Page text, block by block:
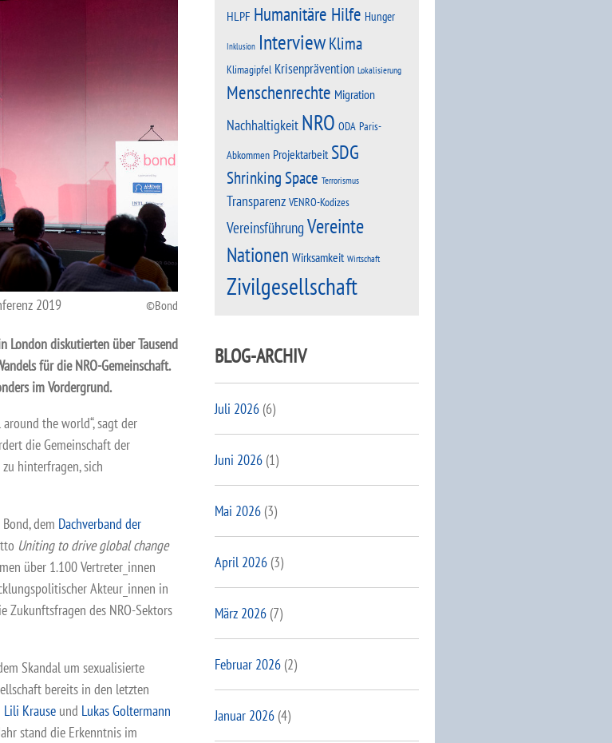
2019 Bond
London diskutierten über Tausend
für die NRO-Gemeinschaft.
im Vordergrund.
the world“, sagt der
die Gemeinschaft der
hinterfragen, sich
dem Dachverband der
Uniting to drive global change
über 1.100 Vertreter_innen
Akteur_innen in
Zukunftsfragen des NRO-Sektors
Skandal um sexualisierte
bereits in den letzten
Lili Krause und Lukas Goltermann
stand die Erkenntnis im
HLPF Humanitäre Hilfe Hunger
Inklusion Interview Klima
Klimagipfel Krisenprävention Lokalisierung
Menschenrechte Migration
Nachhaltigkeit NRO ODA Paris-
Abkommen Projektarbeit SDG
Shrinking Space Terrorismus
Transparenz VENRO-Kodizes
VereinsführungVereinte
Nationen Wirksamkeit Wirtschaft
Zivilgesellschaft
BLOG-ARCHIV
Juli 2026(6)
Juni 2026(1)
Mai 2026(3)
April 2026(3)
März 2026(7)
Februar 2026(2)
Januar 2026(4)